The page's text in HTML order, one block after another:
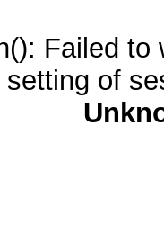
Failed
of